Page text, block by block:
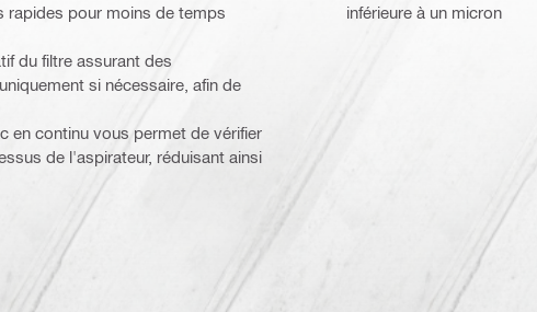
rapides pour moins de temps
du filtre assurant des
si nécessaire, afin de
en continu vous permet de vérifier
de l'aspirateur, réduisant ainsi
inférieure à un micron